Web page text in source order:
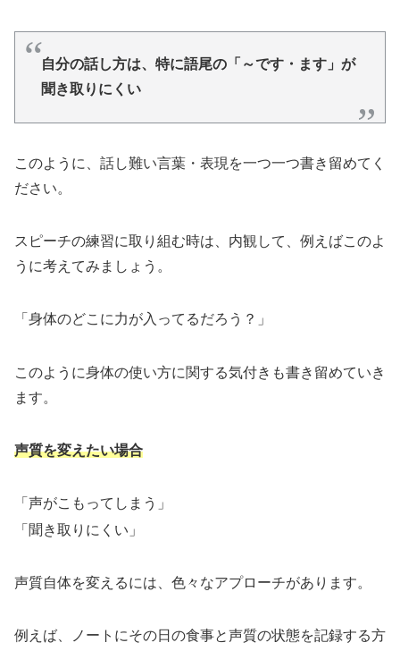
自分の話し方は、特に語尾の「～です・ます」が
聞き取りにくい
このように、話し難い言葉・表現を一つ一つ書き留めてく
ださい。
スピーチの練習に取り組む時は、内観して、例えばこのよ
うに考えてみましょう。
「身体のどこに力が入ってるだろう？」
このように身体の使い方に関する気付きも書き留めていき
ます。
声質を変えたい場合
「声がこもってしまう」
「聞き取りにくい」
声質自体を変えるには、色々なアプローチがあります。
例えば、ノートにその日の食事と声質の状態を記録する方